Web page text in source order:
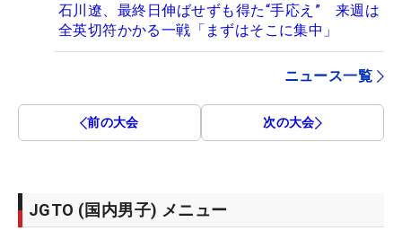
石川遼、最終日伸ばせずも得た“手応え” 来週は
全英切符かかる一戦「まずはそこに集中」
ニュース一覧
前の大会 次の大会
JGTO (国内男子) メニュー